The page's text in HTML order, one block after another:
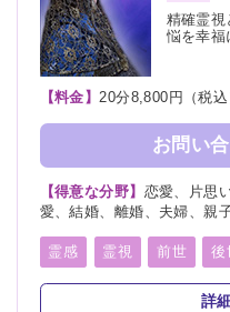
精確霊視
悩を幸福
【料金】 20分8,800円（税
お問い
【得意な分野】 恋愛、片思
愛、結婚、離婚、夫婦、親
介護、健康、金運、仕事、
総合運、運勢、心霊相談、
霊感 霊視 前世 後
オーラリーディング 守
詳